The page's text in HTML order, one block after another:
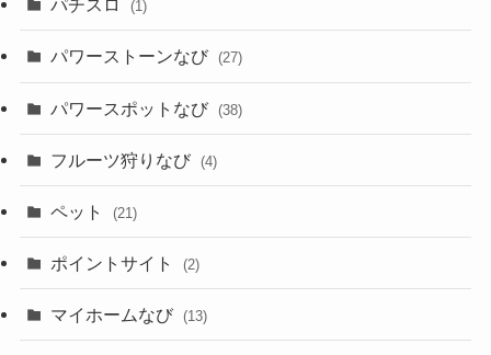
パチスロ (1)
パワーストーンなび (27)
パワースポットなび (38)
フルーツ狩りなび (4)
ペット (21)
ポイントサイト (2)
マイホームなび (13)